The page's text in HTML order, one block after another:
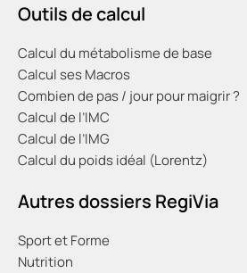
Outils de calcul
Calcul du métabolisme de base
Calcul ses Macros
Combien de pas / jour pour maigrir ?
Calcul de l’IMC
Calcul de l’IMG
Calcul du poids idéal (Lorentz)
Autres dossiers RegiVia
Sport et Forme
Nutrition